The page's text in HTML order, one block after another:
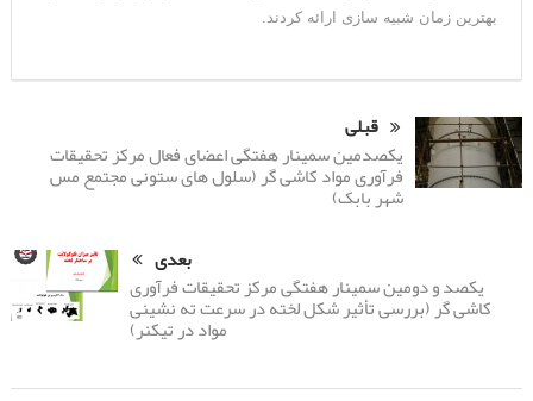
بهترین زمان شبیه سازی ارائه کردند.
قبلی
یکصدمین سمینار هفتگی اعضای فعال مرکز تحقیقات
فرآوری مواد کاشی گر (سلول های ستونی مجتمع مس
شهر بابک)
بعدی
یکصد و دومین سمینار هفتگی مرکز تحقیقات فرآوری
کاشی گر (بررسی تأثیر شکل لخته در سرعت ته نشینی
مواد در تیکنر)